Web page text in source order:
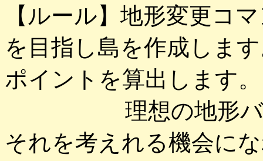
【ルール】地形変更コ
を目指し島を作成しま
ポイントを算出します。
理想の地形バラン
それを考えれる機会に